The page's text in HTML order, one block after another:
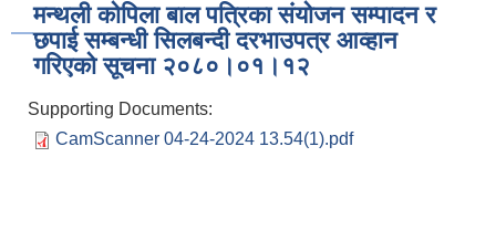
मन्थली कोपिला बाल पत्रिका संयोजन सम्पादन र
छपाई सम्बन्धी सिलबन्दी दरभाउपत्र आव्हान
गरिएको सूचना २०८०।०१।१२
Supporting Documents:
CamScanner 04-24-2024 13.54(1).pdf